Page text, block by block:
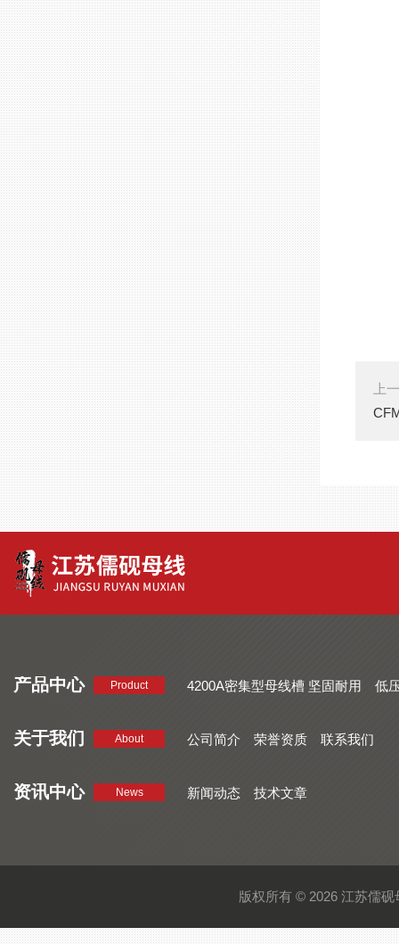
上
产品中心 Product 4200A密集型母线槽 坚固耐用
低
关于我们 About 公司简介 荣誉资质 联系我们
资讯中心 News 新闻动态 技术文章
版权所有 © 2026 江苏儒